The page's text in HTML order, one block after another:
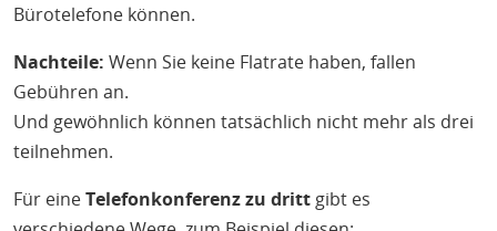
Bürotelefone können.
Nachteile: Wenn Sie keine Flatrate haben, fallen
Gebühren an.
Und gewöhnlich können tatsächlich nicht mehr als drei
teilnehmen.
Für eineTelefonkonferenz zu dritt gibt es